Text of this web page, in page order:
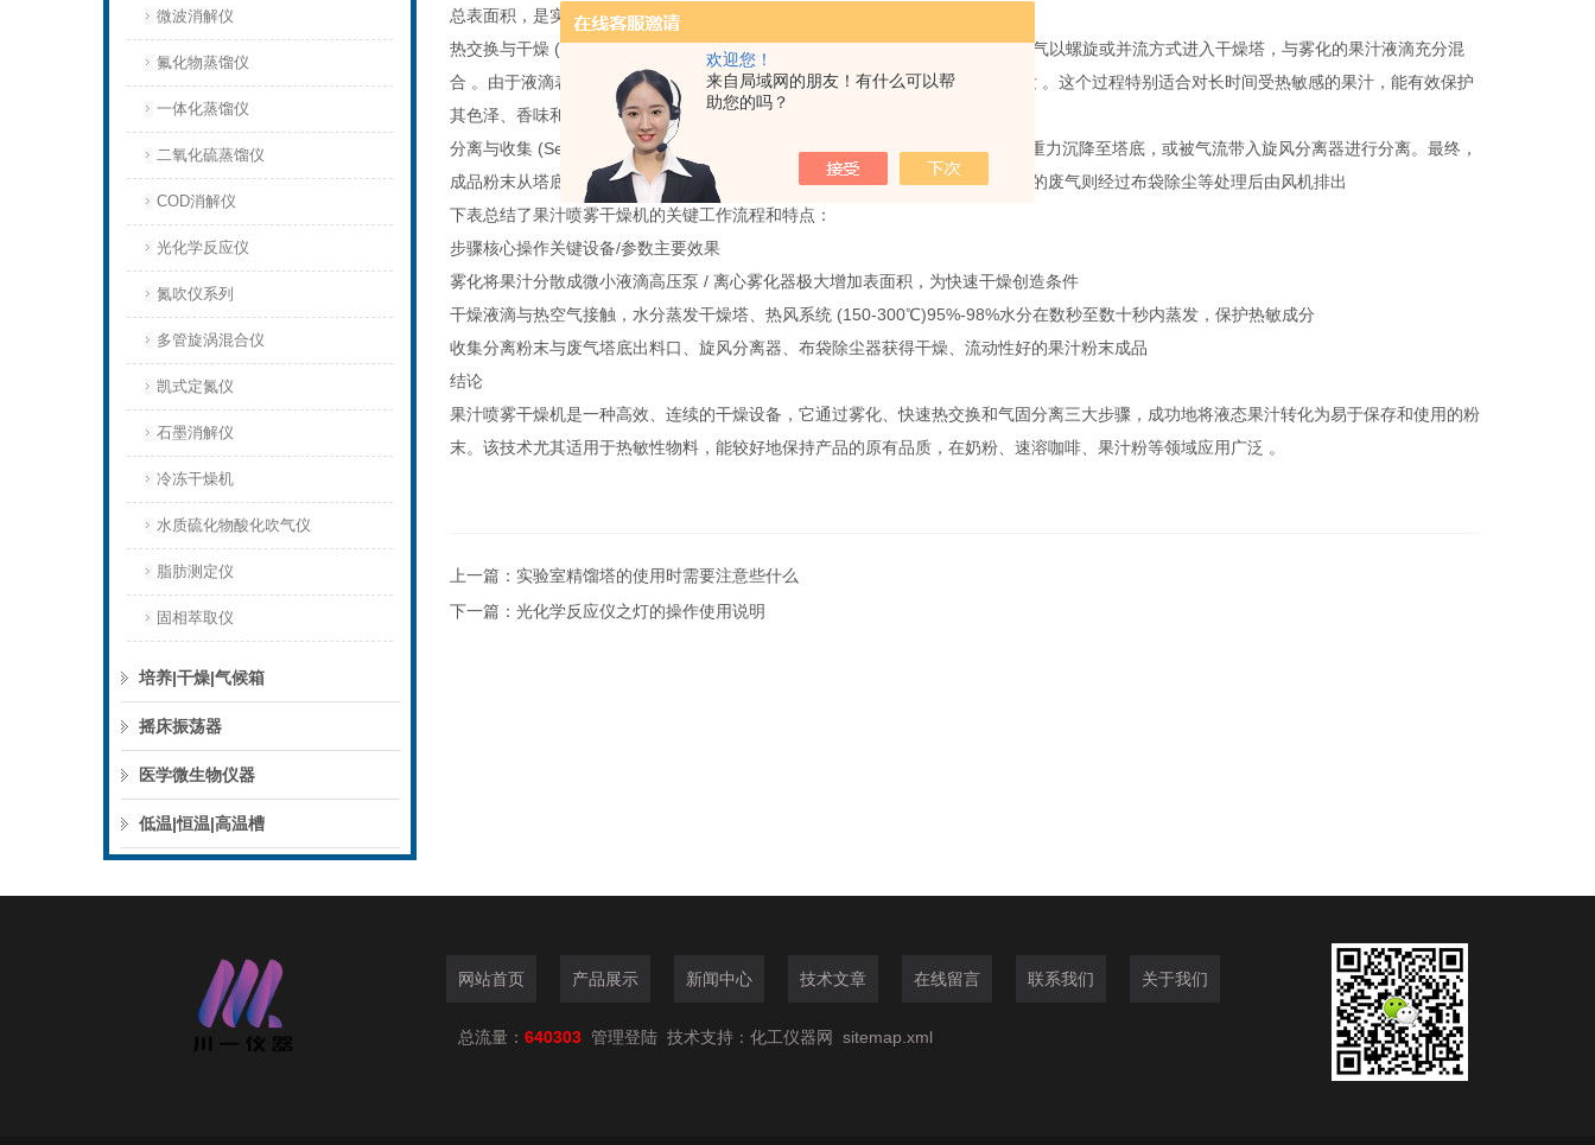
欢迎您！
来自局域网的朋友！有什么可以帮
助您的吗？
微波消解仪
氟化物蒸馏仪
一体化蒸馏仪
二氧化硫蒸馏仪
COD消解仪
光化学反应仪
氮吹仪系列
多管旋涡混合仪
凯式定氮仪
石墨消解仪
冷冻干燥机
水质硫化物酸化吹气仪
脂肪测定仪
固相萃取仪
培养|干燥|气候箱
摇床振荡器
医学微生物仪器
低温|恒温|高温槽
总表面积，是实现快速干燥的前提 。
热交换与干燥 (Heat Exchange & Drying)： 高温（通常150-300℃）的洁净热空气以螺旋或并流方式进入干燥塔，与雾化的果汁液滴充分混
合 。由于液滴表面积巨大，内部的水分在极短时间内（通常5-30秒）被迅速蒸发 。这个过程特别适合对长时间受热敏感的果汁，能有效保护
其色泽、香味和部分热敏性营养素 。
分离与收集 (Separation & Collection)： 干燥完成后，形成的固体粉末颗粒会因重力沉降至塔底，或被气流带入旋风分离器进行分离。最终，
成品粉末从塔底和分离器底部的收集装置（如授粉筒）中获得，而携带少量细粉的废气则经过布袋除尘等处理后由风机排出
下表总结了果汁喷雾干燥机的关键工作流程和特点：
步骤核心操作关键设备/参数主要效果
雾化将果汁分散成微小液滴高压泵 / 离心雾化器极大增加表面积，为快速干燥创造条件
干燥液滴与热空气接触，水分蒸发干燥塔、热风系统 (150-300℃)95%-98%水分在数秒至数十秒内蒸发，保护热敏成分
收集分离粉末与废气塔底出料口、旋风分离器、布袋除尘器获得干燥、流动性好的果汁粉末成品
结论
果汁喷雾干燥机是一种高效、连续的干燥设备，它通过雾化、快速热交换和气固分离三大步骤，成功地将液态果汁转化为易于保存和使用的粉
末。该技术尤其适用于热敏性物料，能较好地保持产品的原有品质，在奶粉、速溶咖啡、果汁粉等领域应用广泛 。
上一篇： 实验室精馏塔的使用时需要注意些什么
下一篇： 光化学反应仪之灯的操作使用说明
网站首页 产品展示 新闻中心 技术文章 在线留言 联系我们 关于我们
总流量： 640303 管理登陆 技术支持： 化工仪器网 sitemap.xml